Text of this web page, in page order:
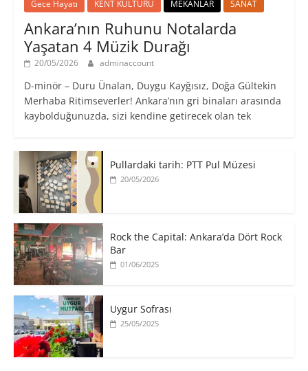
Gece Hayatı KENT KÜLTÜRÜ MEKANLAR SANAT
Ankara’nın Ruhunu Notalarda
Yaşatan 4 Müzik Durağı
20/05/2026 adminaccount
D-minör – Duru Ünalan, Duygu Kayğısız, Doğa Gültekin
Merhaba Ritimseverler! Ankara’nın gri binaları arasında
kaybolduğunuzda, sizi kendine getirecek olan tek
Pullardaki tarih: PTT Pul Müzesi
20/05/2026
Rock the Capital: Ankara’da Dört Rock
Bar
01/06/2025
Uygur Sofrası
25/05/2025